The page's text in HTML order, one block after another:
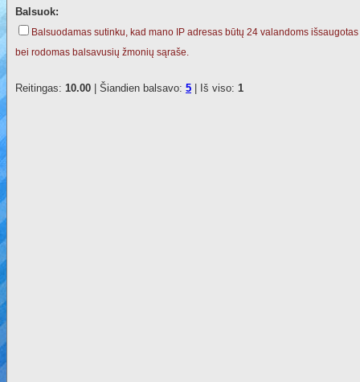
Balsuok:
Balsuodamas sutinku, kad mano IP adresas būtų 24 valandoms išsaugotas
bei rodomas balsavusių žmonių sąraše.
Reitingas: 10.00 | Šiandien balsavo: 5 | Iš viso: 1